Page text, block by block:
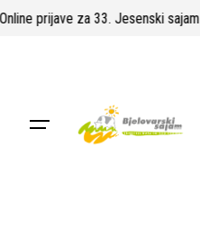
Skip
prijave za 33. Jesenski